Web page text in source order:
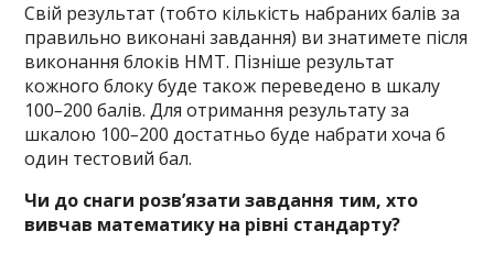
Свій результат (тобто кількість набраних балів за
правильно виконані завдання) ви знатимете після
виконання блоків НМТ. Пізніше результат
кожного блоку буде також переведено в шкалу
100–200 балів. Для отримання результату за
шкалою 100–200 достатньо буде набрати хоча б
один тестовий бал.
Чи до снаги розв’язати завдання тим, хто
вивчав математику на рівні стандарту?